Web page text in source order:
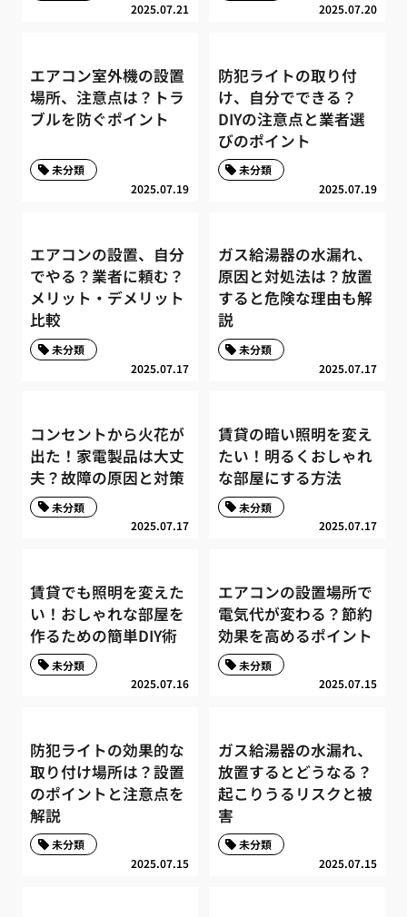
2025.07.21 2025.07.20
エアコン室外機の設置
場所、注意点は？トラ
ブルを防ぐポイント
2025.07.19
未分類
防犯ライトの取り付
け、自分でできる？
DIYの注意点と業者選
びのポイント
2025.07.19
未分類
エアコンの設置、自分
でやる？業者に頼む？
メリット・デメリット
比較
2025.07.17
未分類
ガス給湯器の水漏れ、
原因と対処法は？放置
すると危険な理由も解
説
2025.07.17
未分類
コンセントから火花が
出た！家電製品は大丈
夫？故障の原因と対策
2025.07.17
未分類
賃貸の暗い照明を変え
たい！明るくおしゃれ
な部屋にする方法
2025.07.17
未分類
賃貸でも照明を変えた
い！おしゃれな部屋を
作るための簡単DIY術
2025.07.16
未分類
エアコンの設置場所で
電気代が変わる？節約
効果を高めるポイント
2025.07.15
未分類
防犯ライトの効果的な
取り付け場所は？設置
のポイントと注意点を
解説
2025.07.15
未分類
ガス給湯器の水漏れ、
放置するとどうなる？
起こりうるリスクと被
害
2025.07.15
未分類